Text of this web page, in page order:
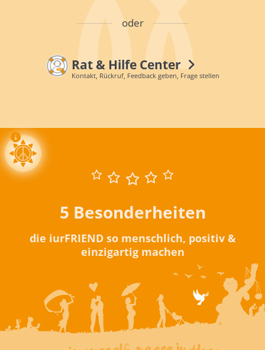
oder
Rat & Hilfe Center
Kontakt, Rückruf, Feedback geben, Frage stellen
5 Besonderheiten
die iurFRIEND so menschlich, positiv &
einzigartig machen